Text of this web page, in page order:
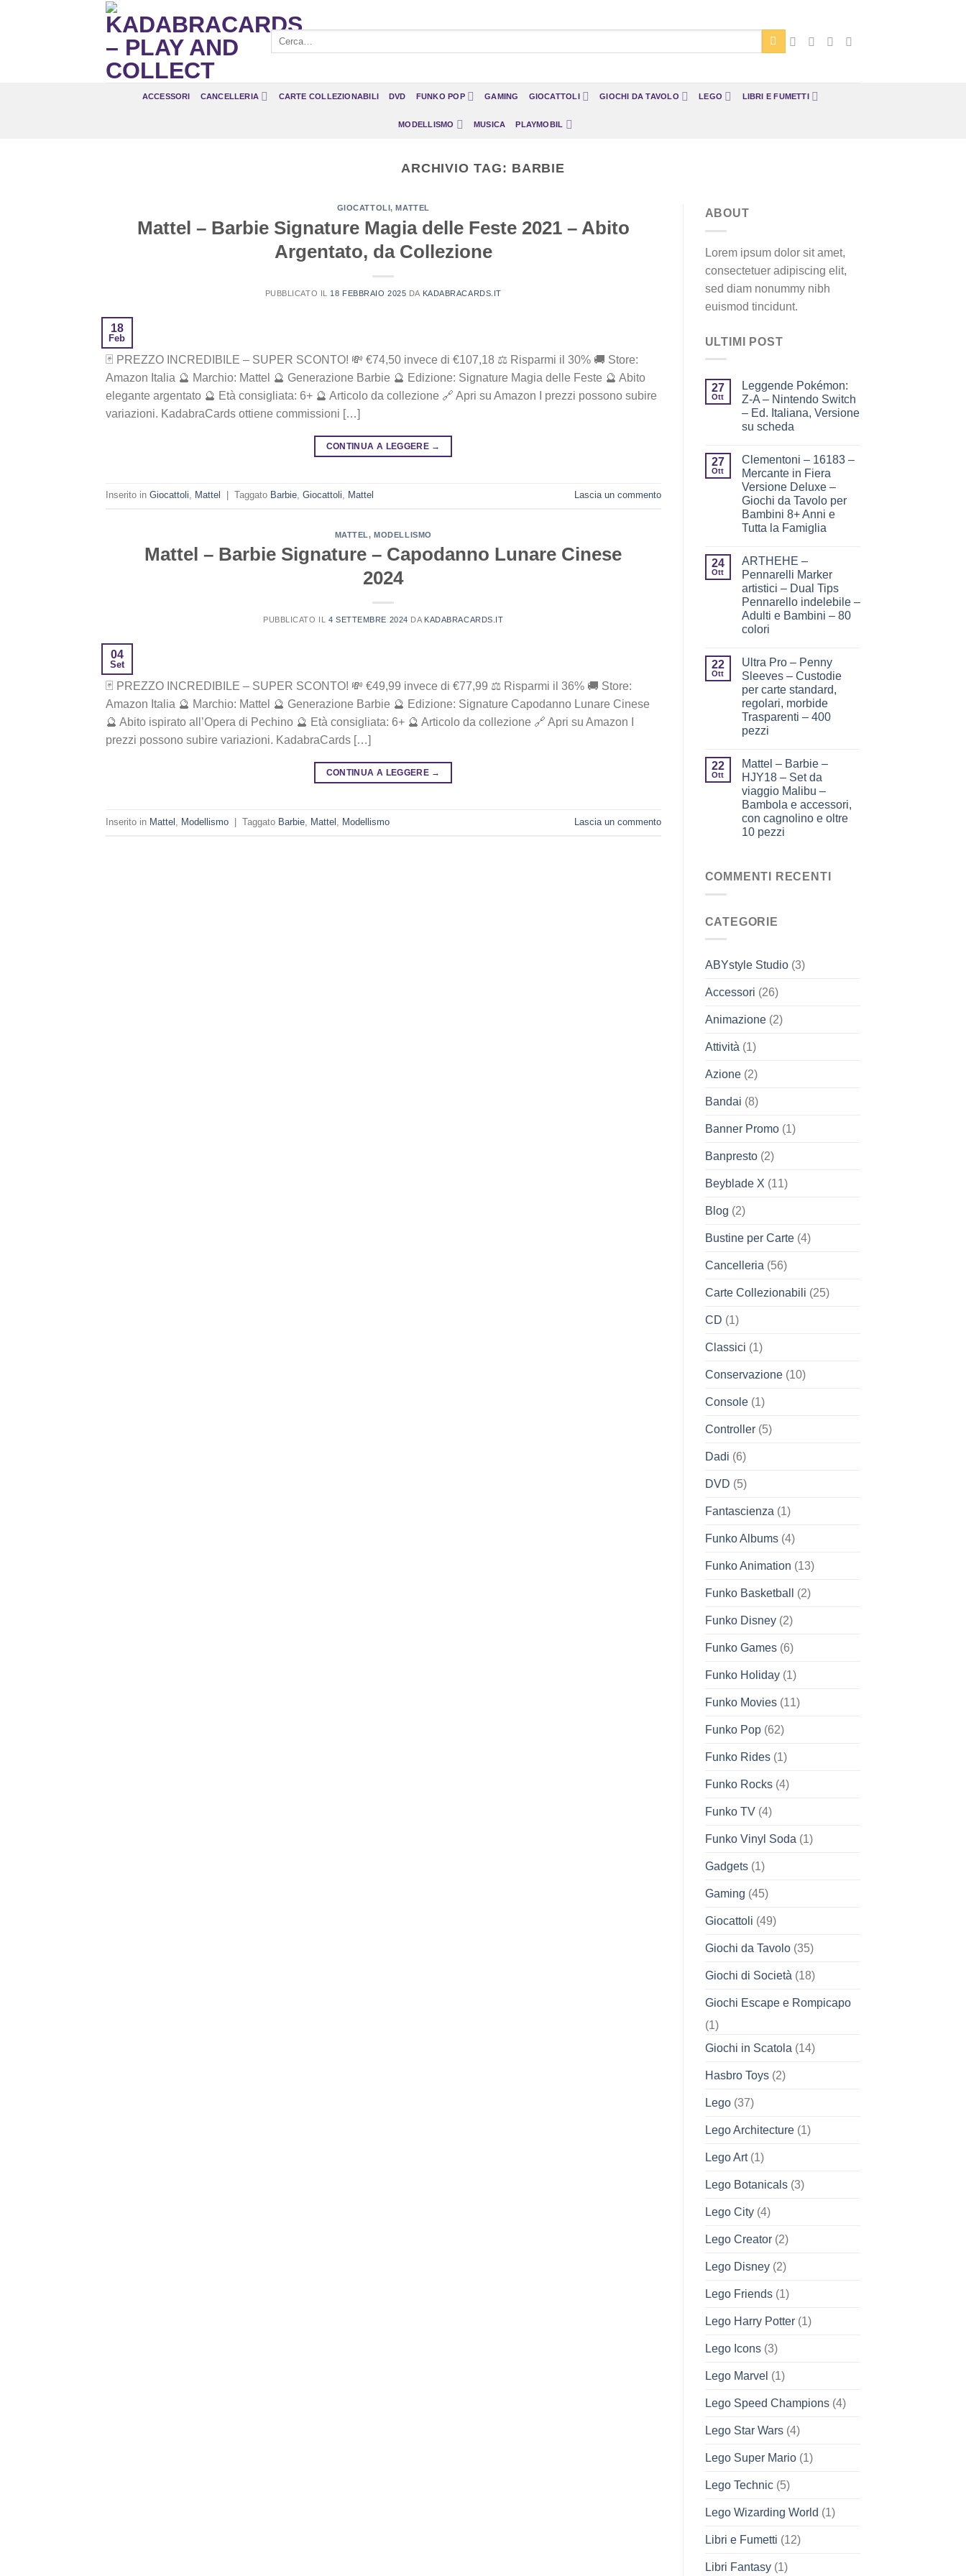
Cerca:
ACCESSORI CANCELLERIA CARTE COLLEZIONABILI DVD FUNKO POP GAMING GIOCATTOLI GIOCHI DA TAVOLO LEGO LIBRI E FUMETTI
MODELLISMO MUSICA PLAYMOBIL
ARCHIVIO TAG: BARBIE
GIOCATTOLI,MATTEL
Mattel – Barbie Signature Magia delle Feste 2021 – Abito
Argentato, da Collezione
PUBBLICATO IL 18 FEBBRAIO 2025 DA KADABRACARDS.IT
18
Feb
🃏 PREZZO INCREDIBILE – SUPER SCONTO! 💸 ‎€74,50‎ i‎nv‎ec‎e ‎di‎ €107,18 ⚖️ R‎is‎pa‎rm‎i ‎il‎ 30% 🚚 Store:
Amazon Italia 🔮 Marchio: Mattel 🔮 Generazione Barbie 🔮 Edizione: Signature Magia delle Feste 🔮 Abito
elegante argentato 🔮 Età consigliata: 6+ 🔮 Articolo da collezione 🔗 Apri su Amazon I prezzi possono subire
variazioni. KadabraCards ottiene commissioni […]
CONTINUA A LEGGERE →
Inserito in Giocattoli, Mattel Taggato Barbie, Giocattoli, Mattel Lascia un commento
MATTEL,MODELLISMO
Mattel – Barbie Signature – Capodanno Lunare Cinese
2024
PUBBLICATO IL 4 SETTEMBRE 2024 DA KADABRACARDS.IT
04
Set
🃏 PREZZO INCREDIBILE – SUPER SCONTO! 💸 ‎€49,99 i‎nv‎ec‎e ‎di‎ €‎77,99 ⚖️ R‎is‎pa‎rm‎i ‎il‎ 36% 🚚 Store:
Amazon Italia 🔮 Marchio: Mattel 🔮 Generazione Barbie 🔮 Edizione: Signature Capodanno Lunare Cinese
🔮 Abito ispirato all’Opera di Pechino 🔮 Età consigliata: 6+ 🔮 Articolo da collezione 🔗 Apri su Amazon I
prezzi possono subire variazioni. KadabraCards […]
CONTINUA A LEGGERE →
Inserito in Mattel Modellismo Taggato Barbie Mattel Modellismo Lascia un commento
ABOUT
Lorem ipsum dolor sit amet,
consectetuer adipiscing elit,
sed diam nonummy nibh
euismod tincidunt.
ULTIMI POST
27
Ott
Leggende Pokémon:
Z-A – Nintendo Switch
– Ed. Italiana, Versione
su scheda
27
Ott
Clementoni – 16183 –
Mercante in Fiera
Versione Deluxe –
Giochi da Tavolo per
Bambini 8+ Anni e
Tutta la Famiglia
24
Ott
ARTHEHE –
Pennarelli Marker
artistici – Dual Tips
Pennarello indelebile –
Adulti e Bambini – 80
colori
22
Ott
Ultra Pro – Penny
Sleeves – Custodie
per carte standard,
regolari, morbide
Trasparenti – 400
pezzi
22
Ott
Mattel – Barbie –
HJY18 – Set da
viaggio Malibu –
Bambola e accessori,
con cagnolino e oltre
10 pezzi
COMMENTI RECENTI
CATEGORIE
ABYstyle Studio(3)
Accessori (26)
Animazione(2)
Attività (1)
Azione(2)
Bandai (8)
Banner Promo(1)
Banpresto(2)
Beyblade X (11)
Blog (2)
Bustine per Carte(4)
Cancelleria (56)
Carte Collezionabili (25)
CD (1)
Classici (1)
Conservazione(10)
Console(1)
Controller(5)
Dadi (6)
DVD (5)
Fantascienza (1)
Funko Albums(4)
Funko Animation (13)
Funko Basketball (2)
Funko Disney(2)
Funko Games(6)
Funko Holiday(1)
Funko Movies(11)
Funko Pop(62)
Funko Rides(1)
Funko Rocks(4)
Funko TV(4)
Funko Vinyl Soda (1)
Gadgets(1)
Gaming (45)
Giocattoli (49)
Giochi da Tavolo(35)
Giochi di Società (18)
Giochi Escape e Rompicapo
(1)
Giochi in Scatola (14)
Hasbro Toys(2)
Lego(37)
Lego Architecture(1)
Lego Art(1)
Lego Botanicals(3)
Lego City(4)
Lego Creator(2)
Lego Disney(2)
Lego Friends(1)
Lego Harry Potter(1)
Lego Icons(3)
Lego Marvel (1)
Lego Speed Champions(4)
Lego Star Wars(4)
Lego Super Mario(1)
Lego Technic(5)
Lego Wizarding World (1)
Libri e Fumetti (12)
Libri Fantasy(1)